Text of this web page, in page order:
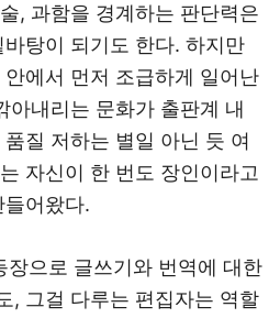
, 과함을 경계하는 판단력은
탕이 되기도 한다. 하지만
에서 먼저 조급하게 일어난
아내리는 문화가 출판계 내
질 저하는 별일 아닌 듯 여
자신이 한 번도 장인이라고
들어왔다.
으로 글쓰기와 번역에 대한
, 그걸 다루는 편집자는 역할